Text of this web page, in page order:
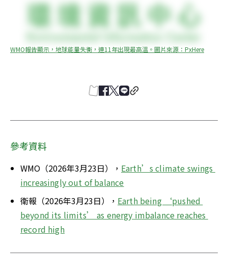
WMO報告顯示，地球能量失衡，連11年出現最高溫。圖片來源：PxHere
參考資料
WMO（2026年3月23日）， Earth’s climate swings
increasingly out of balance
衛報（2026年3月23日）， Earth being ‘pushed
beyond its limits’ as energy imbalance reaches
record high